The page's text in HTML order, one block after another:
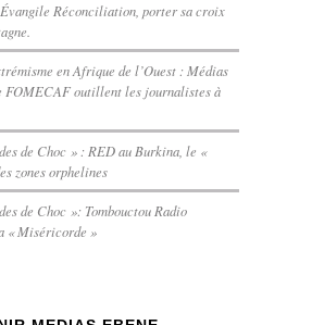
Réconciliation, porter sa croix
en Afrique de l’Ouest : Médias
FOMECAF outillent les journalistes à
de Choc » : RED au Burkina, le «
zones orphelines
de Choc »: Tombouctou Radio
« Miséricorde »